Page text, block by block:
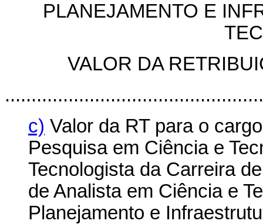
PLANEJAMENTO E
VALOR DA
c) Valor da RT para o
Pesquisa em Ciência e
Tecnologista da Carreira
de Analista em Ciência e
Planejamento e